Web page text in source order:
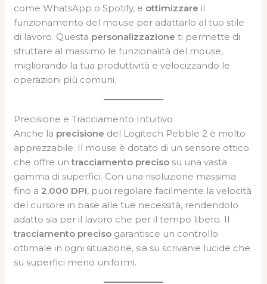
come WhatsApp o Spotify, e ottimizzare il
funzionamento del mouse per adattarlo al tuo stile
di lavoro. Questa personalizzazione ti permette di
sfruttare al massimo le funzionalità del mouse,
migliorando la tua produttività e velocizzando le
operazioni più comuni.
Precisione e Tracciamento Intuitivo
Anche la precisione del Logitech Pebble 2 è molto
apprezzabile. Il mouse è dotato di un sensore ottico
che offre untracciamento preciso su una vasta
gamma di superfici. Con una risoluzione massima
fino a 2.000 DPI, puoi regolare facilmente la velocità
del cursore in base alle tue necessità, rendendolo
adatto sia per il lavoro che per il tempo libero. Il
tracciamento preciso garantisce un controllo
ottimale in ogni situazione, sia su scrivanie lucide che
su superfici meno uniformi.